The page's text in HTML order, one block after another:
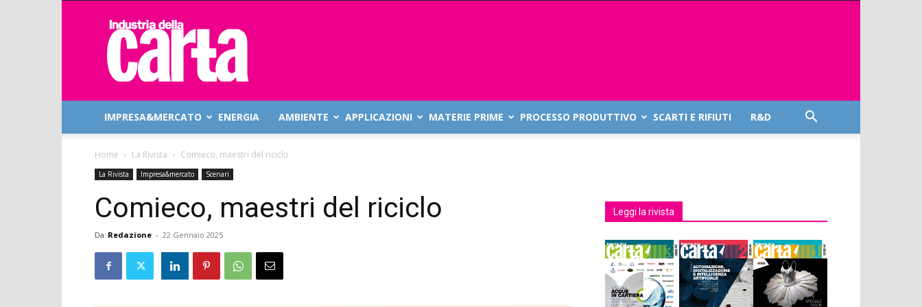
Industria
della
Carta
IMPRESA&MERCATO ENERGIA AMBIENTE APPLICAZIONI MATERIE PRIME PROCESSO PRODUTTIVO SCARTI E RIFIUTI R&D
Home La Rivista Comieco, maestri del riciclo
La Rivista Impresa&mercato Scenari
Comieco, maestri del riciclo
Da Redazione - 22 Gennaio 2025
Leggi la rivista